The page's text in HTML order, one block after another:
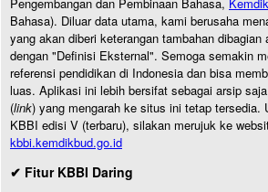
Bahasa). Diluar data utama, kami berusaha
yang akan diberi keterangan tambahan
dengan "Definisi Eksternal". Semoga semakin
referensi pendidikan di Indonesia dan bisa
luas. Aplikasi ini lebih bersifat sebagai arsip
(link) yang mengarah ke situs ini tetap tersedia.
KBBI edisi V (terbaru), silakan merujuk ke
kbbi.kemdikbud.go.id
✔ Fitur KBBI Daring